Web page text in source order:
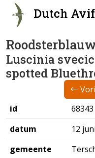
Dutch
Luscinia
spotted
id
68343
datum
12
gemeente